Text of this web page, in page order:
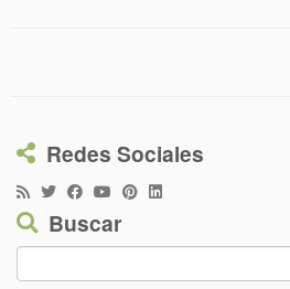
Redes Sociales
Buscar